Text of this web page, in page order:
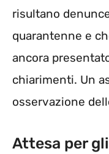
risultano
quarantenne e
ancora
chiarimenti. Un
osservazione
Attesa per